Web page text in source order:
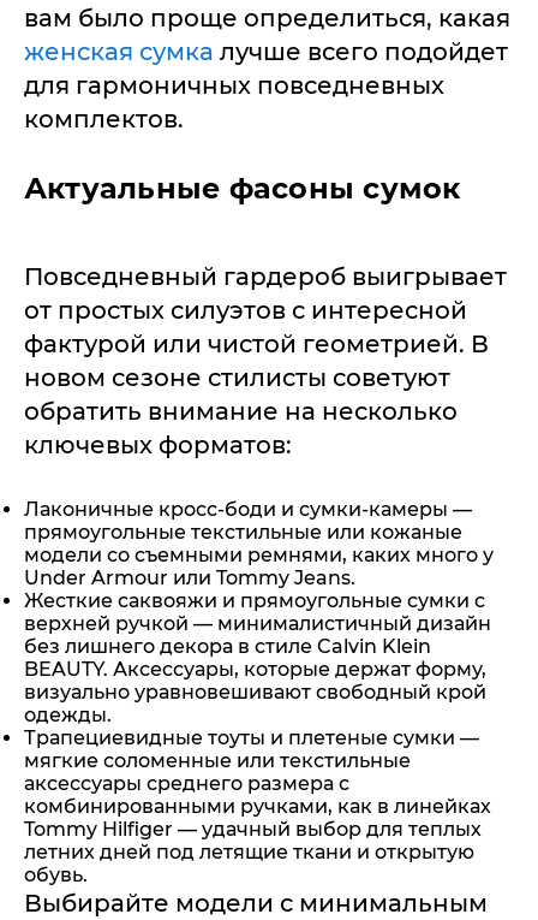
вам было проще определиться, какая
женская сумка лучше всего подойдет
для гармоничных повседневных
комплектов.
Актуальные фасоны сумок
Повседневный гардероб выигрывает
от простых силуэтов с интересной
фактурой или чистой геометрией. В
новом сезоне стилисты советуют
обратить внимание на несколько
ключевых форматов:
Лаконичные кросс-боди и сумки-камеры —
прямоугольные текстильные или кожаные
модели со съемными ремнями, каких много у
Under Armour или Tommy Jeans.
Жесткие саквояжи и прямоугольные сумки с
верхней ручкой — минималистичный дизайн
без лишнего декора в стиле Calvin Klein
BEAUTY. Аксессуары, которые держат форму,
визуально уравновешивают свободный крой
одежды.
Трапециевидные тоуты и плетеные сумки —
мягкие соломенные или текстильные
аксессуары среднего размера с
комбинированными ручками, как в линейках
Tommy Hilfiger — удачный выбор для теплых
летних дней под летящие ткани и открытую
обувь.
Выбирайте модели с минимальным